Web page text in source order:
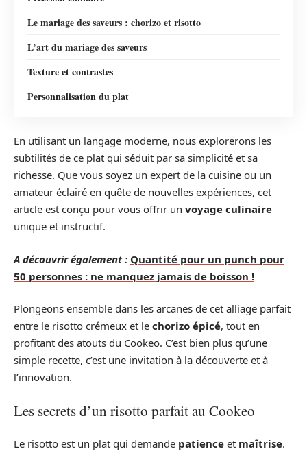
Le mariage des saveurs : chorizo et risotto
L’art du mariage des saveurs
Texture et contrastes
Personnalisation du plat
En utilisant un langage moderne, nous explorerons les
subtilités de ce plat qui séduit par sa simplicité et sa
richesse. Que vous soyez un expert de la cuisine ou un
amateur éclairé en quête de nouvelles expériences, cet
article est conçu pour vous offrir un voyage culinaire
unique et instructif.
A découvrir également : Quantité pour un punch pour
50 personnes : ne manquez jamais de boisson !
Plongeons ensemble dans les arcanes de cet alliage parfait
entre le risotto crémeux et le chorizo épicé, tout en
profitant des atouts du Cookeo. C’est bien plus qu’une
simple recette, c’est une invitation à la découverte et à
l’innovation.
Les secrets d’un risotto parfait au Cookeo
Le risotto est un plat qui demande patience et maîtrise.